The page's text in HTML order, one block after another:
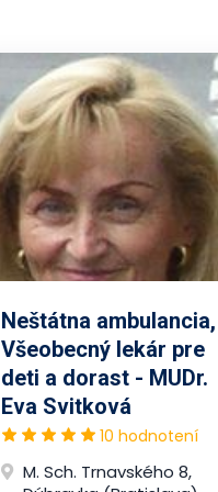
Neštátna ambulancia,
Všeobecný lekár pre
deti a dorast - MUDr.
Eva Svitková
10 hodnotení
M. Sch. Trnavského 8,